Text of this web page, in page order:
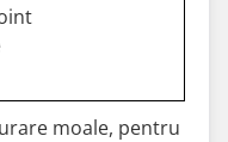
moale, pentru